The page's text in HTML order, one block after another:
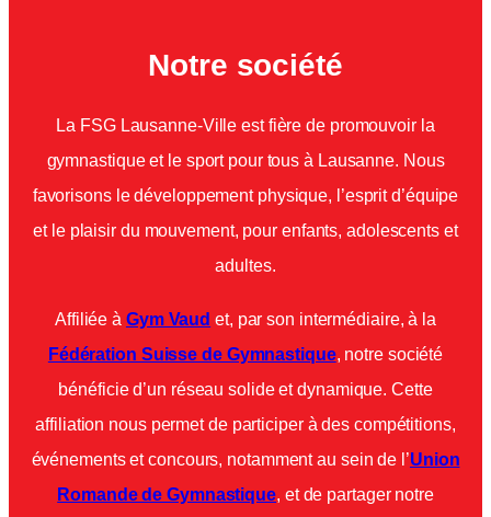
Notre société
La FSG Lausanne-Ville est fière de promouvoir la
gymnastique et le sport pour tous à Lausanne. Nous
favorisons le développement physique, l’esprit d’équipe
et le plaisir du mouvement, pour enfants, adolescents et
adultes.
Affiliée à Gym Vaud et, par son intermédiaire, à la
Fédération Suisse de Gymnastique, notre société
bénéficie d’un réseau solide et dynamique. Cette
affiliation nous permet de participer à des compétitions,
événements et concours, notamment au sein de l’Union
Romande de Gymnastique, et de partager notre